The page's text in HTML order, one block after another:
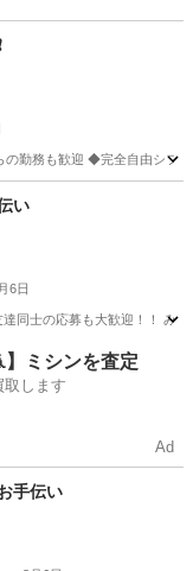
勤務も歓迎 ◆完全自由シフ
い
6日
り】ミシンを査定
します
Ad
手伝い